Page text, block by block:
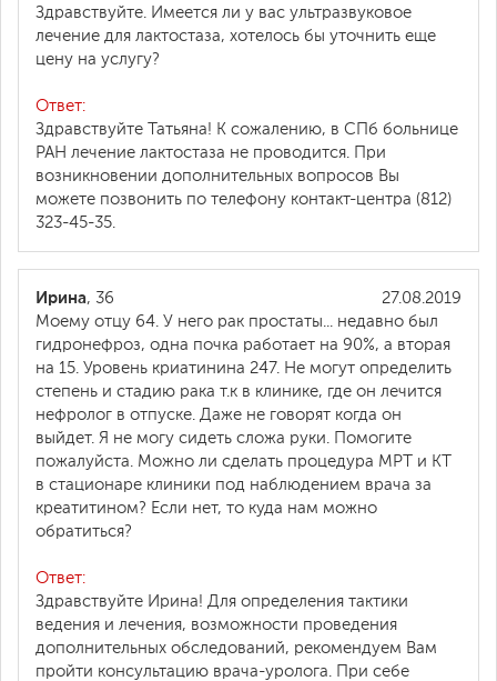
Здравствуйте. Имеется ли у вас ультразвуковое
лечение для лактостаза, хотелось бы уточнить еще
цену на услугу?
Ответ:
Здравствуйте Татьяна! К сожалению, в СПб больнице
РАН лечение лактостаза не проводится. При
возникновении дополнительных вопросов Вы
можете позвонить по телефону контакт-центра (812)
323-45-35.
27.08.2019
Ирина, 36
Моему отцу 64. У него рак простаты... недавно был
гидронефроз, одна почка работает на 90%, а вторая
на 15. Уровень криатинина 247. Не могут определить
степень и стадию рака т.к в клинике, где он лечится
нефролог в отпуске. Даже не говорят когда он
выйдет. Я не могу сидеть сложа руки. Помогите
пожалуйста. Можно ли сделать процедура МРТ и КТ
в стационаре клиники под наблюдением врача за
креатитином? Если нет, то куда нам можно
обратиться?
Ответ:
Здравствуйте Ирина! Для определения тактики
ведения и лечения, возможности проведения
дополнительных обследований, рекомендуем Вам
пройти консультацию врача-уролога. При себе